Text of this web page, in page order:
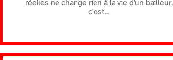
réelles ne change rien à la vie d'un bailleur,
c'est…